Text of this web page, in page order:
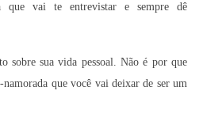
que vai te entrevistar e sempre dê
sobre sua vida pessoal. Não é por que
que você vai deixar de ser um